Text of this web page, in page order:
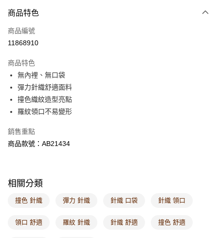
付款後全家取貨
萊爾富取貨付款
付款後萊爾富取貨
每筆NT$60，滿NT$1,000(含以上)免運費
7-11取貨付款
每筆NT$60，滿NT$1,000(含以上)免運費
付款後7-11取貨
每筆NT$60，滿NT$1,000(含以上)免運費
每筆NT$120，滿NT$1,000(含以上)免運費
付款後門市自取
海外配送-港/澳/新/馬/泰國專屬 查看運費
商品特色
商品編號
11868910
商品特色
無內裡、無口袋
彈力針織舒適面料
撞色織紋造型亮點
羅紋領口不易變形
銷售重點
商品款號：AB21434
相關分類
撞色 針織 彈力 針織 針織 口袋 針織 領口
領口 舒適 羅紋 針織 針織 舒適 撞色 舒適